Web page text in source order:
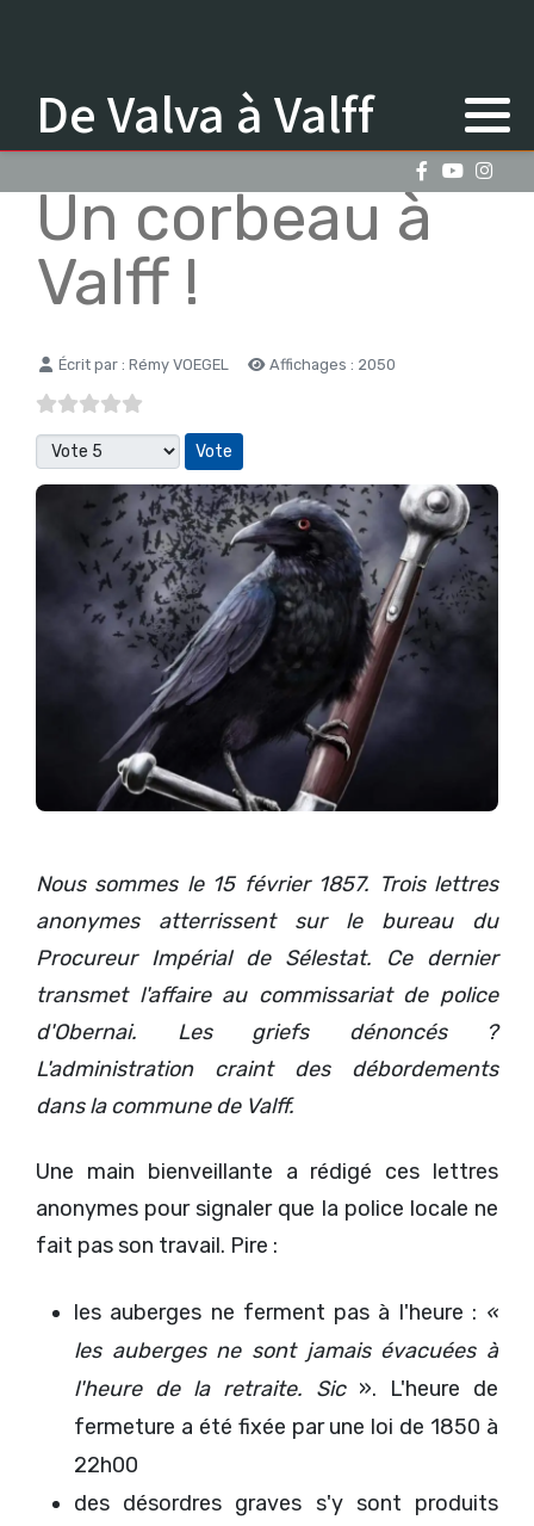
De Valva à Valff
Un corbeau à
Valff !
Détails
Écrit par : Rémy VOEGEL Affichages : 2050
Veuillez voter
Nous sommes le 15 février 1857. Trois lettres
anonymes atterrissent sur le bureau du
Procureur Impérial de Sélestat. Ce dernier
transmet l'affaire au commissariat de police
d'Obernai. Les griefs dénoncés ?
L'administration craint des débordements
dans la commune de Valff.
Une main bienveillante a rédigé ces lettres
anonymes pour signaler que la police locale ne
fait pas son travail. Pire :
les auberges ne ferment pas à l'heure : «
les auberges ne sont jamais évacuées à
l'heure de la retraite. Sic». L'heure de
fermeture a été fixée par une loi de 1850 à
22h00
des désordres graves s'y sont produits